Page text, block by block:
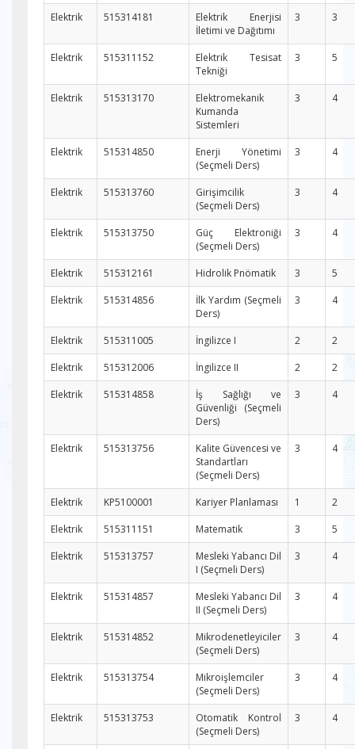
Elektrik 515314181
Elektrik Enerjisi
İletimi ve Dağıtımı
3 3
Elektrik 515311152
Elektrik Tesisat
Tekniği
3 5
Elektrik 515313170
Elektromekanik
Kumanda
Sistemleri
3 4
Elektrik 515314850
Enerji Yönetimi
(Seçmeli Ders)
3 4
Elektrik 515313760
Girişimcilik
(Seçmeli Ders)
3 4
Elektrik 515313750
Güç Elektroniği
(Seçmeli Ders)
3 4
Elektrik 515312161 Hidrolik Pnömatik 3
5
Elektrik
515314856
İlk Yardım (Seçmeli
Ders)
3 4
Elektrik 515311005 İngilizce I 2
2
Elektrik
515312006 İngilizce II 2
2
Elektrik
515314858
İş Sağlığı ve
Güvenliği (Seçmeli
Ders)
3 4
Elektrik 515313756
Kalite Güvencesi ve
Standartları
(Seçmeli Ders)
3 4
Elektrik KP5100001 Kariyer Planlaması 1
2
Elektrik
515311151 Matematik 3
5
Elektrik
515313757
Mesleki Yabancı Dil
I (Seçmeli Ders)
3 4
Elektrik 515314857
Mesleki Yabancı Dil
II (Seçmeli Ders)
3 4
Elektrik 515314852
Mikrodenetleyiciler
(Seçmeli Ders)
3 4
Elektrik 515313754
Mikroişlemciler
(Seçmeli Ders)
3 4
Elektrik 515313753
Otomatik Kontrol
(Seçmeli Ders)
3 4